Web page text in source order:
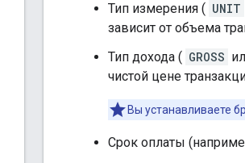
Тип измерения ( UNIT
зависит от объема
Тип дохода ( GROSS
чистой цене
Вы устанавливаете
Срок оплаты